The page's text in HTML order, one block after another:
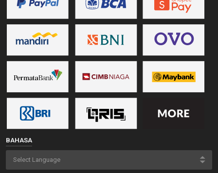
BAHASA